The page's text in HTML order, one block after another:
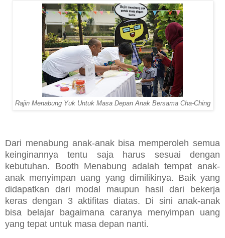
Rajin Menabung Yuk Untuk Masa Depan Anak Bersama Cha-Ching
Dari menabung anak-anak bisa memperoleh semua
keinginannya tentu saja harus sesuai dengan
kebutuhan. Booth Menabung adalah tempat anak-
anak menyimpan uang yang dimilikinya. Baik yang
didapatkan dari modal maupun hasil dari bekerja
keras dengan 3 aktifitas diatas. Di sini anak-anak
bisa belajar bagaimana caranya menyimpan uang
yang tepat untuk masa depan nanti.